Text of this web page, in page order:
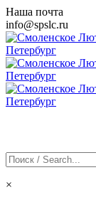
Наша почта
info@spslc.ru
×